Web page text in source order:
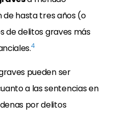
de hasta tres años (o
de delitos graves más
4
pueden ser
a las sentencias en
por delitos